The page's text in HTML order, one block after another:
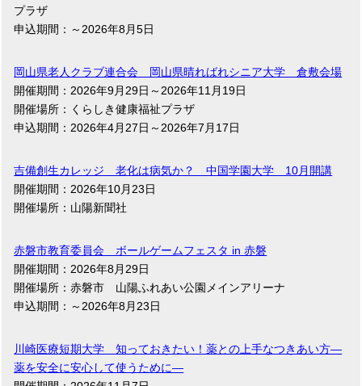
プラザ
申込期間：～2026年8月5日
岡山県老人クラブ連合会 岡山県晴ればれシニア大学 倉敷会場
開催期間：2026年9月29日～2026年11月19日
開催場所：くらしき健康福祉プラザ
申込期間：2026年4月27日～2026年7月17日
吉備創生カレッジ 老化は病気か？ 中国学園大学 10月開講
開催期間：2026年10月23日
開催場所：山陽新聞社
赤磐市教育委員会 ボールゲームフェスタ in 赤磐
開催期間：2026年8月29日
開催場所：赤磐市 山陽ふれあい公園メインアリーナ
申込期間：～2026年8月23日
川崎医療短期大学 知っておきたい！薬との上手なつきあい方―
薬を安全に安心して使うために―